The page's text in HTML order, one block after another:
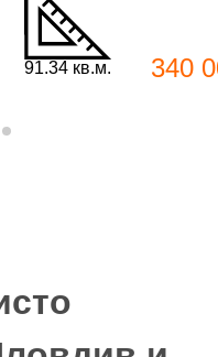
91.34 кв.м. 340